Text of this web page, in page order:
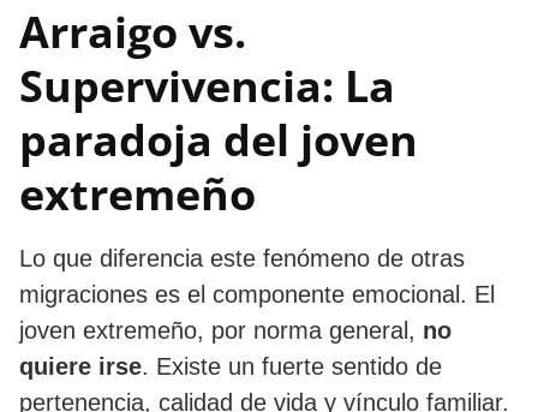
​Arraigo vs.
Supervivencia: La
paradoja del joven
extremeño
​Lo que diferencia este fenómeno de otras
migraciones es el componente emocional. El
joven extremeño, por norma general, no
quiere irse. Existe un fuerte sentido de
pertenencia, calidad de vida y vínculo familiar.